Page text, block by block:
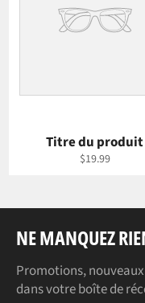
Titre du produit
$19.99
NE MANQUEZ
Promotions,
dans votre boîte de